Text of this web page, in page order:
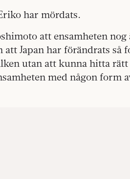
har mördats.
att ensamheten
Japan har förändrats så
utan att kunna hitta rätt
med någon form